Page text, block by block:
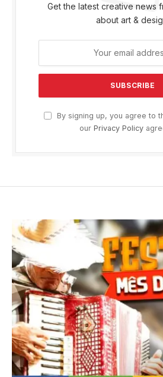
Get the latest creative news
about art &
By signing up, you agree to
our Privacy Policy